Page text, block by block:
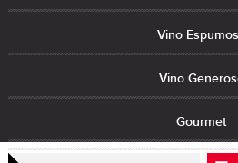
Vino
Vino
Gourmet